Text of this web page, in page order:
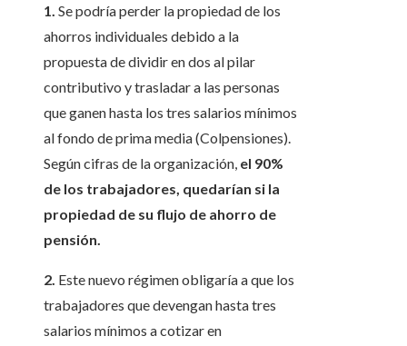
1. Se podría perder la propiedad de los
ahorros individuales debido a la
propuesta de dividir en dos al pilar
contributivo y trasladar a las personas
que ganen hasta los tres salarios mínimos
al fondo de prima media (Colpensiones).
Según cifras de la organización, el 90%
de los trabajadores, quedarían si la
propiedad de su flujo de ahorro de
pensión.
2. Este nuevo régimen obligaría a que los
trabajadores que devengan hasta tres
salarios mínimos a cotizar en